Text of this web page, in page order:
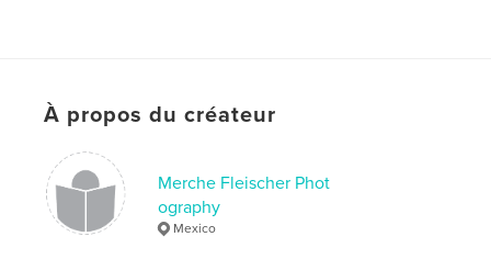
À propos du créateur
Merche Fleischer Phot
ography
Mexico